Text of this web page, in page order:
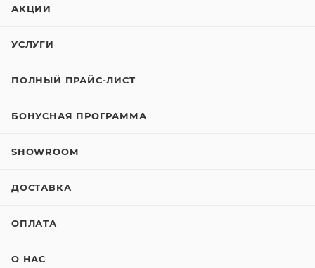
АКЦИИ
УСЛУГИ
ПОЛНЫЙ ПРАЙС-ЛИСТ
БОНУСНАЯ ПРОГРАММА
SHOWROOM
ДОСТАВКА
ОПЛАТА
О НАС